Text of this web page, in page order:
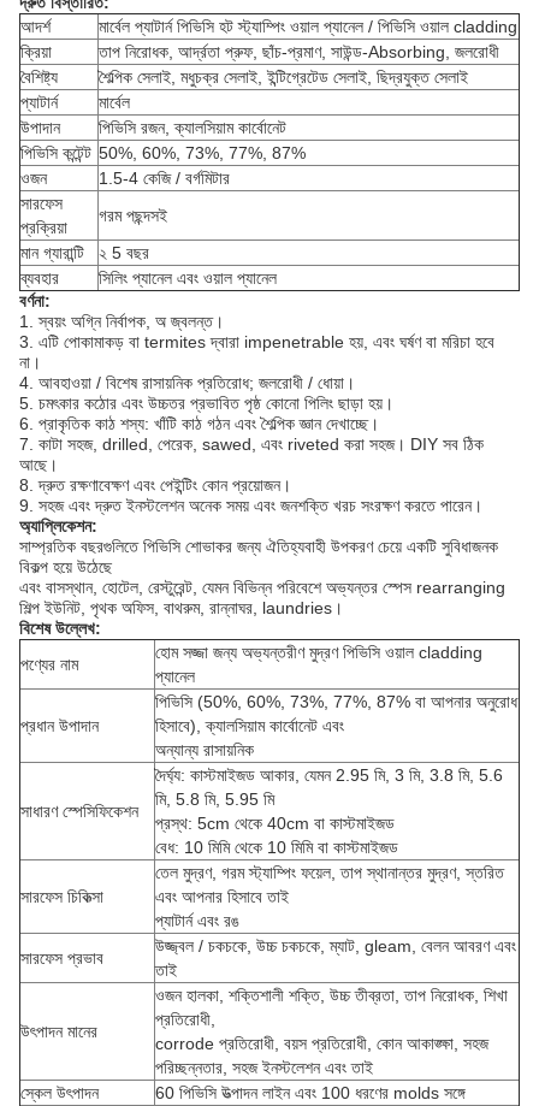
আদর্শ
মার্বেল প্যাটার্ন পিভিসি হট স্ট্যাম্পিং ওয়াল প্যানেল / পিভিসি ওয়াল cladding
ক্রিয়া
তাপ নিরোধক, আর্দ্রতা প্রুফ, ছাঁচ-প্রমাণ, সাউন্ড-Absorbing, জলরোধী
বৈশিষ্ট্য
শৈল্পিক সেলাই, মধুচক্র সেলাই, ইন্টিগ্রেটেড সেলাই, ছিদ্রযুক্ত সেলাই
প্যাটার্ন
মার্বেল
উপাদান
পিভিসি রজন, ক্যালসিয়াম কার্বোনেট
পিভিসি কন্টেন্ট 50%, 60%, 73%, 77%, 87%
ওজন
1.5-4 কেজি / বর্গমিটার
সারফেস
প্রক্রিয়া
গরম পছন্দসই
মান গ্যারান্টি
২ 5 বছর
ব্যবহার
সিলিং প্যানেল এবং ওয়াল প্যানেল
বর্ণনা:
1. স্বয়ং অগ্নি নির্বাপক, অ জ্বলন্ত।
3. এটি পোকামাকড় বা termites দ্বারা impenetrable হয়, এবং ঘর্ষণ বা মরিচা হবে
না।
4. আবহাওয়া / বিশেষ রাসায়নিক প্রতিরোধ; জলরোধী / ধোয়া।
5. চমৎকার কঠোর এবং উচ্চতর প্রভাবিত পৃষ্ঠ কোনো পিলিং ছাড়া হয়।
6. প্রাকৃতিক কাঠ শস্য: খাঁটি কাঠ গঠন এবং শৈল্পিক জ্ঞান দেখাচ্ছে।
7. কাটা সহজ, drilled, পেরেক, sawed, এবং riveted করা সহজ। DIY সব ঠিক
আছে।
8. দ্রুত রক্ষণাবেক্ষণ এবং পেইন্টিং কোন প্রয়োজন।
9. সহজ এবং দ্রুত ইনস্টলেশন অনেক সময় এবং জনশক্তি খরচ সংরক্ষণ করতে পারেন।
অ্যাপ্লিকেশন:
সাম্প্রতিক বছরগুলিতে পিভিসি শোভাকর জন্য ঐতিহ্যবাহী উপকরণ চেয়ে একটি সুবিধাজনক
বিকল্প হয়ে উঠেছে
এবং বাসস্থান, হোটেল, রেস্টুরেন্ট, যেমন বিভিন্ন পরিবেশে অভ্যন্তর স্পেস rearranging
শিল্প ইউনিট, পৃথক অফিস, বাথরুম, রান্নাঘর, laundries।
বিশেষ উল্লেখ:
পণ্যের নাম
হোম সজ্জা জন্য অভ্যন্তরীণ মুদ্রণ পিভিসি ওয়াল cladding
প্যানেল
প্রধান উপাদান
পিভিসি (50%, 60%, 73%, 77%, 87% বা আপনার অনুরোধ
হিসাবে), ক্যালসিয়াম কার্বোনেট এবং
অন্যান্য রাসায়নিক
সাধারণ স্পেসিফিকেশন
দৈর্ঘ্য: কাস্টমাইজড আকার, যেমন 2.95 মি, 3 মি, 3.8 মি, 5.6
মি, 5.8 মি, 5.95 মি
প্রস্থ: 5cm থেকে 40cm বা কাস্টমাইজড
বেধ: 10 মিমি থেকে 10 মিমি বা কাস্টমাইজড
সারফেস চিকিত্সা
তেল মুদ্রণ, গরম স্ট্যাম্পিং ফয়েল, তাপ স্থানান্তর মুদ্রণ, স্তরিত
এবং আপনার হিসাবে তাই
প্যাটার্ন এবং রঙ
সারফেস প্রভাব
উজ্জ্বল / চকচকে, উচ্চ চকচকে, ম্যাট, gleam, বেলন আবরণ এবং
তাই
উৎপাদন মানের
ওজন হালকা, শক্তিশালী শক্তি, উচ্চ তীব্রতা, তাপ নিরোধক, শিখা
প্রতিরোধী,
corrode প্রতিরোধী, বয়স প্রতিরোধী, কোন আকাঙ্ক্ষা, সহজ
পরিচ্ছন্নতার, সহজ ইনস্টলেশন এবং তাই
স্কেল উৎপাদন
60 পিভিসি উত্পাদন লাইন এবং 100 ধরণের molds সঙ্গে